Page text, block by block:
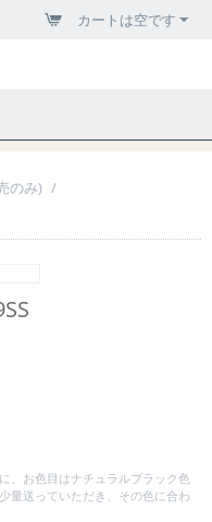
カートは空です
のみ) /
、お色目はナチュラルブラック色
量送っていただき、その色に合わ